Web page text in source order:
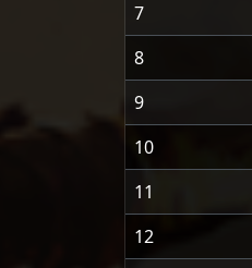
7
8
9
10
11
12